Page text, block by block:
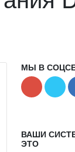
МЫ В
ВАШИ
ЭТО